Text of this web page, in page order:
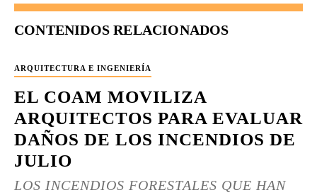
CONTENIDOS RELACIONADOS
ARQUITECTURA E INGENIERÍA
EL COAM MOVILIZA
ARQUITECTOS PARA EVALUAR
DAÑOS DE LOS INCENDIOS DE
JULIO
LOS INCENDIOS FORESTALES QUE HAN